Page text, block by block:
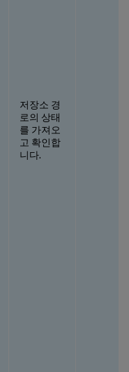
저장소 경
로의 상태
를 가져오
고 확인합
니다.